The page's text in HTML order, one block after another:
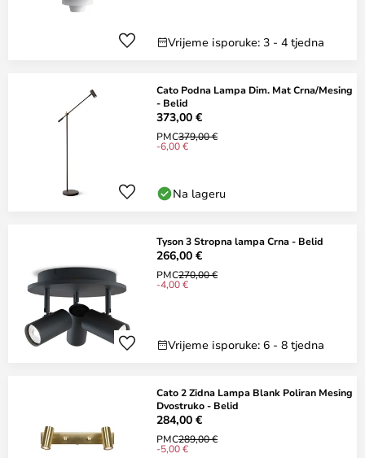
Vrijeme isporuke: 3 - 4 tjedna
Cato Podna Lampa Dim. Mat Crna/Mesing
- Belid
373,00 €
PMC379,00 €
-6,00 €
Na lageru
Tyson 3 Stropna lampa Crna - Belid
266,00 €
PMC270,00 €
-4,00 €
Vrijeme isporuke: 6 - 8 tjedna
Cato 2 Zidna Lampa Blank Poliran Mesing
Dvostruko - Belid
284,00 €
PMC289,00 €
-5,00 €